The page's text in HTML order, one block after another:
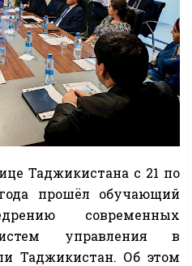
Таджикистана с 21 по
прошёл обучающий
современных
управления в
Таджикистан. Об этом